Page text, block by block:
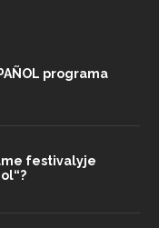
programa
festivalyje